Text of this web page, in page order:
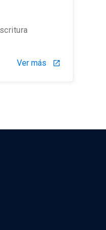
Ver más launch